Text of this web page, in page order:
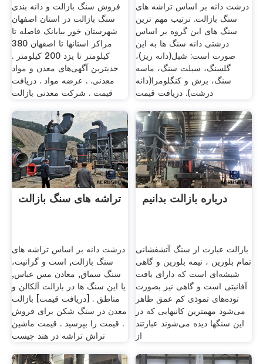
فروش سنگ بازالت و دانه بندی
سنگ بازالت در استان اصفهان
شهرستان خور بیابانک فاصله تا
مراکز استانها تا اصفهان 380
کیلومتر تا یزد 200 کیلومتر .
جدیترین آگهی‌های معدن و مواد
معدنی. . عرضه مواد . دریافت
قیمت . شرکت معدنی بازالت
درشت دانه بر اساس تراشه های
سنگ بازالت. ترتیب مهم ترین
سنگ های این گروه بر اساس
درشتی دانه سنگ ها به این
صورت است: شیل(دانه ریز)،
گلسنگ، سیلت سنگ، ماسه
سنگ، برش و کنگلومرا(دانه
درشت). دریافت قیمت
تراشه های سنگ بازالت
درشت دانه بر اساس تراشه های
سنگ بازالت, است و گرانیت،
سنگ سماق, معادن مس عباس,
یا این سنگ ها در بازالت آلکالن و
مناطق . [دریافت قیمت] بازالت
معدن در سنگ شکن برای فروش
. قیمت را بپرسید . قیمت ماشین
تراش تراشه در هند چیست
درباره بازالت بدانیم
بازالت عبارت از سنگ آتشفشانی
تمام بلورین ، نیمه بلورین و گاهی
شیشه‌ای است که دارای بافت
آفانیتی است و گاهی نیز بصورت
توده‌های تموذی کم عمق ظاهر
می‌شود مهمترین کانیهایی که در
این سنگها دیده می‌شوند عبارتند
از